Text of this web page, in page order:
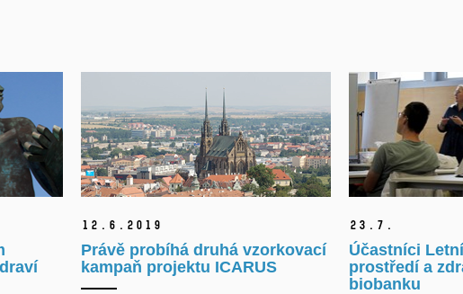
12. 6. 2019
Právě probíhá druhá vzorkovací
kampaň projektu ICARUS
23. 7.
Účastníci
prostředí a
biobanku